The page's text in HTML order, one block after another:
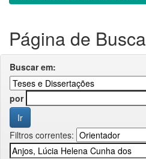
Página de Busca
Buscar em:
por
Filtros correntes: